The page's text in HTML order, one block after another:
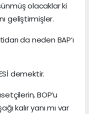
olacaklar ki
geliştirmişler.
da neden BAP’ı
demektir.
BOP’u
kalır yanı mı var